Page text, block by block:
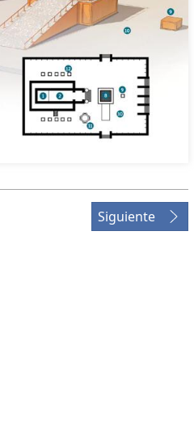
Siguiente